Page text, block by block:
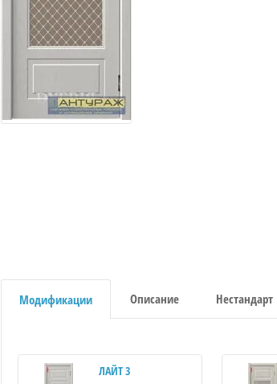
Модификации Описание Нестандарт
ЛАЙТ 3